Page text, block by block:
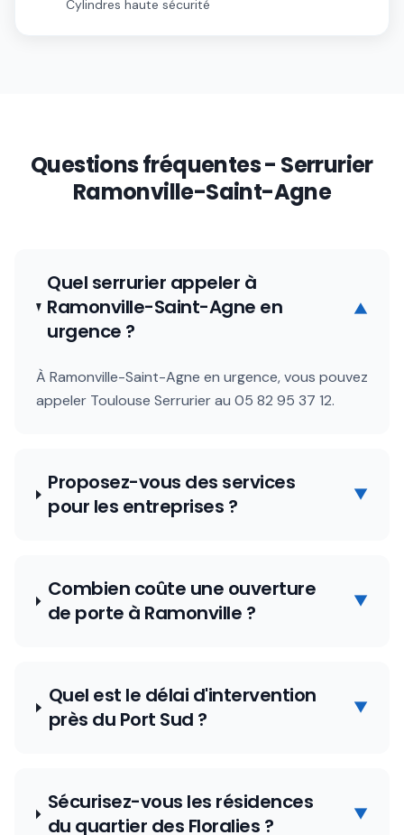
Cylindres haute sécurité
Questions fréquentes - Serrurier
Ramonville-Saint-Agne
Quel serrurier appeler à
Ramonville-Saint-Agne en
urgence ?
▼
À Ramonville-Saint-Agne en urgence, vous pouvez
appeler Toulouse Serrurier au 05 82 95 37 12.
Proposez-vous des services
pour les entreprises ?
▼
Combien coûte une ouverture
de porte à Ramonville ?
▼
Quel est le délai d'intervention
près du Port Sud ?
▼
Sécurisez-vous les résidences
du quartier des Floralies ?
▼